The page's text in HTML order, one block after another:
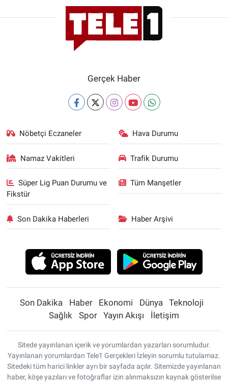
Gerçek Haber
Nöbetçi Eczaneler Hava Durumu
Namaz Vakitleri Trafik Durumu
Süper Lig Puan Durumu ve
Fikstür
Tüm Manşetler
Son Dakika Haberleri Haber Arşivi
Son Dakika Haber Ekonomi Dünya
Teknoloji
Sağlık
Spor Yayın Akışı İletişim
Sitede yayınlanan içerik ve yorumlardan yazarları sorumludur.
Yayınlanan yorumlardan Tele1 Gerçekleri İzleyin sorumlu tutulamaz.
Sitedeki tüm harici linkler ayrı bir sayfada açılır. Sitemizde yayınlanan
haber, köşe yazıları ve fotoğraflar izin alınmaksızın kaynak gösterilse